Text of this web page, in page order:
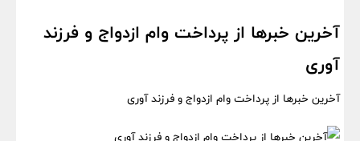
آخرین خبرها از پرداخت وام ازدواج و فرزند
آوری
آخرین خبرها از پرداخت وام ازدواج و فرزند آوری